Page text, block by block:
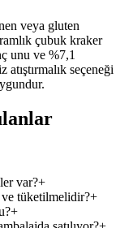
veya gluten
çubuk kraker
unu ve %7,1
seçeneği
var?+
ve tüketilmelidir?+
+